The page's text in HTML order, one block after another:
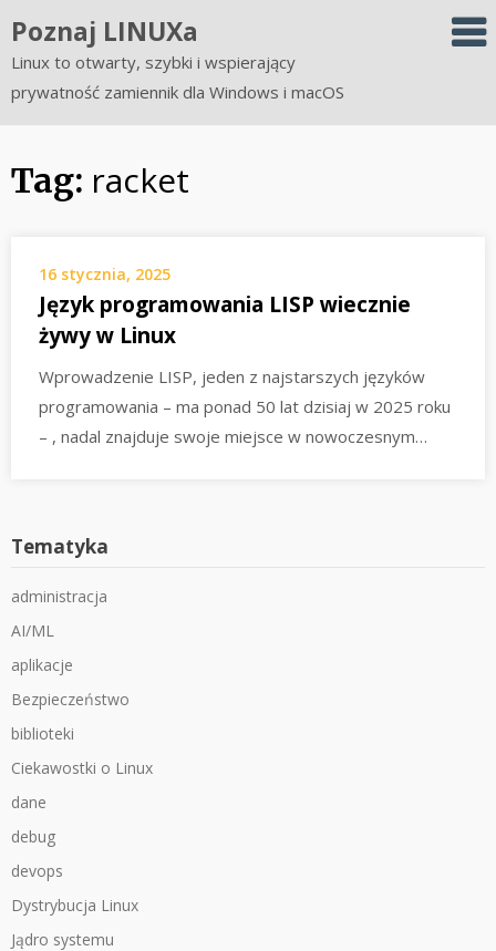
to
content
Poznaj LINUXa
Linux to otwarty, szybki i wspierający
prywatność zamiennik dla Windows i macOS
Tag: racket
16 stycznia, 2025
Język programowania LISP wiecznie
żywy w Linux
Wprowadzenie LISP, jeden z najstarszych języków
programowania – ma ponad 50 lat dzisiaj w 2025 roku
– , nadal znajduje swoje miejsce w nowoczesnym…
Tematyka
administracja
AI/ML
aplikacje
Bezpieczeństwo
biblioteki
Ciekawostki o Linux
dane
debug
devops
Dystrybucja Linux
Jądro systemu